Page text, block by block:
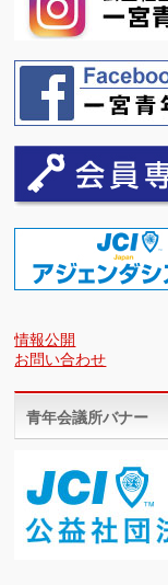
情報公開
お問い合わせ
青年会議所バナー